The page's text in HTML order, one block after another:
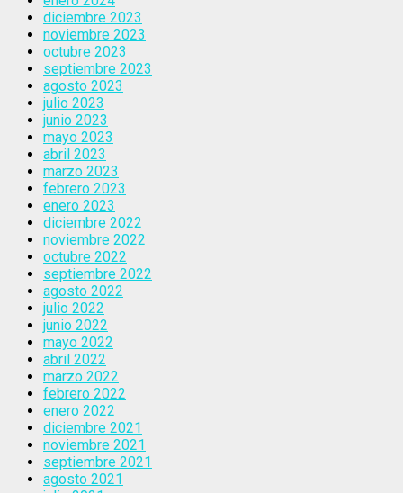
diciembre 2023
noviembre 2023
octubre 2023
septiembre 2023
agosto 2023
julio 2023
junio 2023
mayo 2023
abril 2023
marzo 2023
febrero 2023
enero 2023
diciembre 2022
noviembre 2022
octubre 2022
septiembre 2022
agosto 2022
julio 2022
junio 2022
mayo 2022
abril 2022
marzo 2022
febrero 2022
enero 2022
diciembre 2021
noviembre 2021
septiembre 2021
agosto 2021